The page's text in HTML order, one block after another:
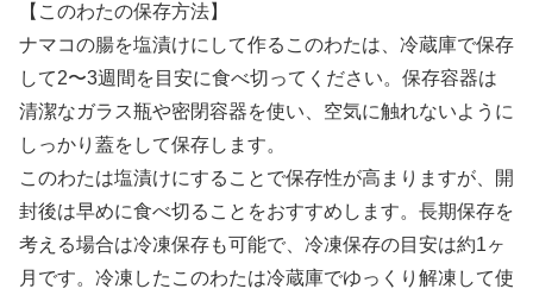
【このわたの保存方法】
ナマコの腸を塩漬けにして作るこのわたは、冷蔵庫で保存
して2〜3週間を目安に食べ切ってください。保存容器は
清潔なガラス瓶や密閉容器を使い、空気に触れないように
しっかり蓋をして保存します。
このわたは塩漬けにすることで保存性が高まりますが、開
封後は早めに食べ切ることをおすすめします。長期保存を
考える場合は冷凍保存も可能で、冷凍保存の目安は約1ヶ
月です。冷凍したこのわたは冷蔵庫でゆっくり解凍して使